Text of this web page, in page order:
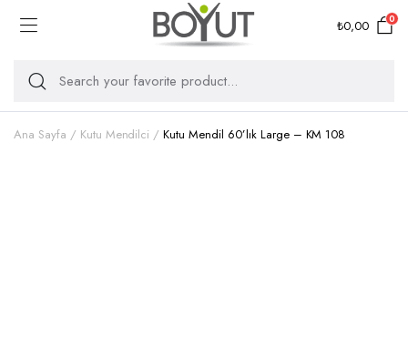
₺0,00 0
Ana Sayfa Kutu Mendilci Kutu Mendil 60’lık Large – KM 108